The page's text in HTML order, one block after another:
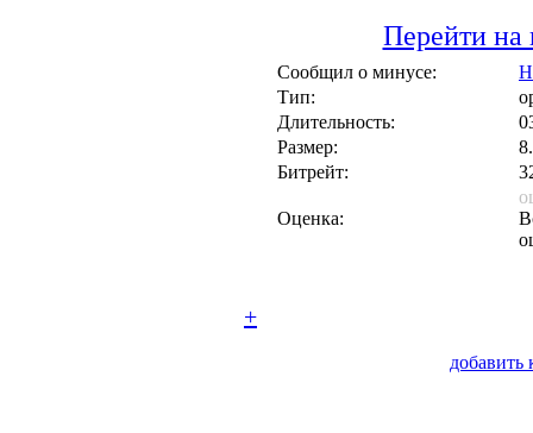
Перейти на
Сообщил о минусе:
Тип:
Длительность:
Размер:
Битрейт:
Оценка:
+
добавить